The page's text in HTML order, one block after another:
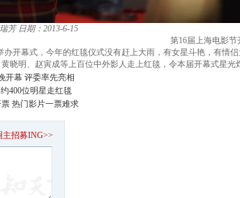
芳 日期：2013-6-15
第16届上海电影
开幕式，今年的红毯仪式没有赶上大雨，有女星斗艳，有情
明、赵寅成等上百位中外影人走上红毯，令本届开幕式星光
开幕 评委率先亮相
400位明星走红毯
热门影片一票难求
主招募ING>>